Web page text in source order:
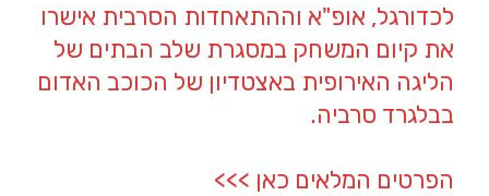
לכדורגל, אופ"א וההתאחדות הסרבית אישרו
את קיום המשחק במסגרת שלב הבתים של
הליגה האירופית באצטדיון של הכוכב האדום
בבלגרד סרביה.
הפרטים המלאים כאן >>>